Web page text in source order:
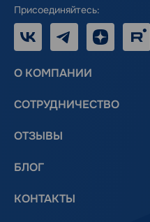
Присоединяйтесь:
Telegram Дзен
О КОМПАНИИ
СОТРУДНИЧЕСТВО
ОТЗЫВЫ
БЛОГ
КОНТАКТЫ